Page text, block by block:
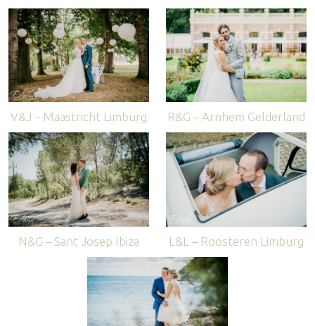
V&J – Maastricht Limburg R&G – Arnhem Gelderland
N&G – Sant Josep Ibiza L&L – Roosteren Limburg